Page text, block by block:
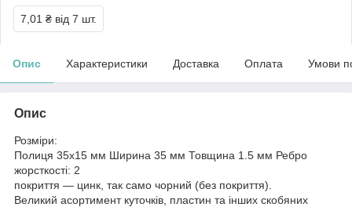
7,01 ₴ від 7 шт.
Опис Характеристики Доставка Оплата Умови
Опис
Розміри:
Полиця 35х15 мм Ширина 35 мм Товщина 1.5 мм Ребро
жорсткості: 2
покриття — цинк, так само чорний (без покриття).
Великий асортимент куточків, пластин та інших скобяних